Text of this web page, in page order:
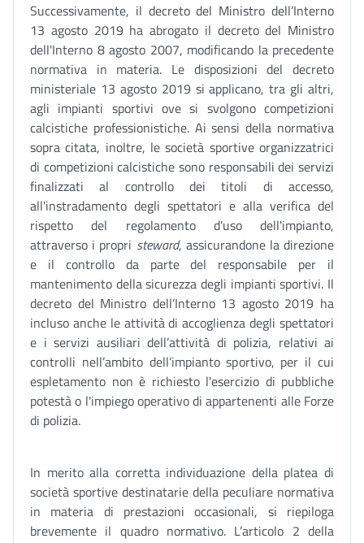
Successivamente, il decreto del Ministro dell’Interno
13 agosto 2019 ha abrogato il decreto del Ministro
dell'Interno 8 agosto 2007, modificando la precedente
normativa in materia. Le disposizioni del decreto
ministeriale 13 agosto 2019 si applicano, tra gli altri,
agli impianti sportivi ove si svolgono competizioni
calcistiche professionistiche. Ai sensi della normativa
sopra citata, inoltre, le società sportive organizzatrici
di competizioni calcistiche sono responsabili dei servizi
finalizzati al controllo dei titoli di accesso,
all'instradamento degli spettatori e alla verifica del
rispetto del regolamento d'uso dell'impianto,
attraverso i propri steward, assicurandone la direzione
e il controllo da parte del responsabile per il
mantenimento della sicurezza degli impianti sportivi. Il
decreto del Ministro dell’Interno 13 agosto 2019 ha
incluso anche le attività di accoglienza degli spettatori
e i servizi ausiliari dell’attività di polizia, relativi ai
controlli nell’ambito dell’impianto sportivo, per il cui
espletamento non è richiesto l'esercizio di pubbliche
potestà o l'impiego operativo di appartenenti alle Forze
di polizia.
In merito alla corretta individuazione della platea di
società sportive destinatarie della peculiare normativa
in materia di prestazioni occasionali, si riepiloga
brevemente il quadro normativo. L’articolo 2 della